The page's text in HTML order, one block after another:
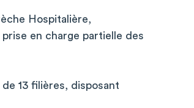
Hospitalière,
en charge partielle des
13 filières, disposant